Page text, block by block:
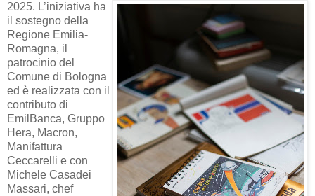
2025. L’iniziativa ha
il sostegno della
Regione Emilia-
Romagna, il
patrocinio del
Comune di Bologna
ed è realizzata con il
contributo di
EmilBanca, Gruppo
Hera, Macron,
Manifattura
Ceccarelli e con
Michele Casadei
Massari, chef